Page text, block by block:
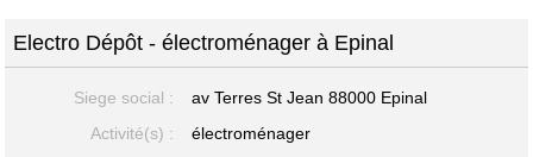
Electro Dépôt - électroménager à Epinal
Siege social : av Terres St Jean88000 Epinal
Activité(s) :
électroménager